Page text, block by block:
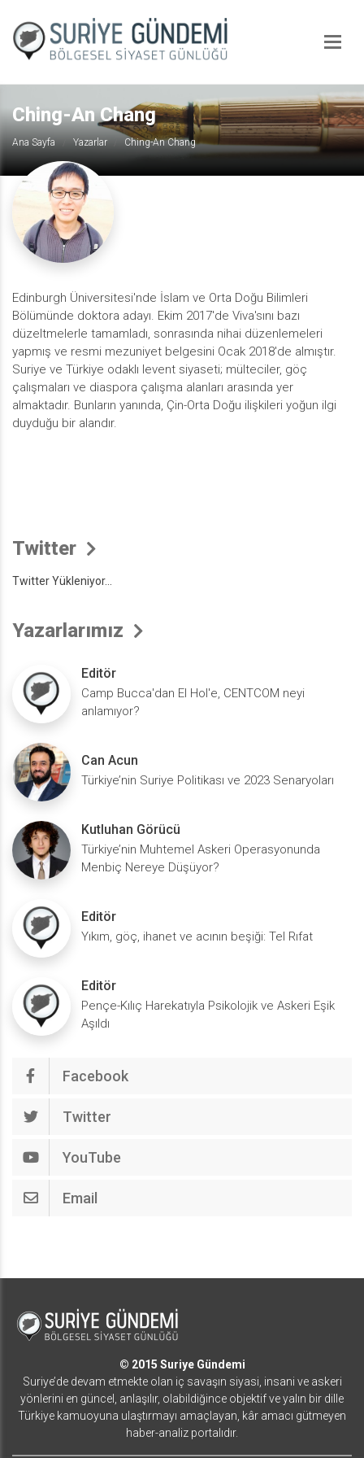
Ching-An Chang
Ana Sayfa Yazarlar Ching-An Chang
Edinburgh Üniversitesi'nde İslam ve Orta Doğu Bilimleri
Bölümünde doktora adayı. Ekim 2017'de Viva'sını bazı
düzeltmelerle tamamladı, sonrasında nihai düzenlemeleri
yapmış ve resmi mezuniyet belgesini Ocak 2018'de almıştır.
Suriye ve Türkiye odaklı levent siyaseti; mülteciler, göç
çalışmaları ve diaspora çalışma alanları arasında yer
almaktadır. Bunların yanında, Çin-Orta Doğu ilişkileri yoğun ilgi
duyduğu bir alandır.
Twitter
Twitter Yükleniyor...
Yazarlarımız
Editör
Camp Bucca'dan El Hol'e, CENTCOM neyi
anlamıyor?
Can Acun
Türkiye’nin Suriye Politikası ve 2023 Senaryoları
Kutluhan Görücü
Türkiye’nin Muhtemel Askeri Operasyonunda
Menbiç Nereye Düşüyor?
Editör
Yıkım, göç, ihanet ve acının beşiği: Tel Rıfat
Editör
Pençe-Kılıç Harekatıyla Psikolojik ve Askeri Eşik
Aşıldı
Facebook
Twitter
YouTube
Email
© 2015 Suriye Gündemi
Suriye’de devam etmekte olan iç savaşın siyasi, insani ve askeri
yönlerini en güncel, anlaşılır, olabildiğince objektif ve yalın bir dille
Türkiye kamuoyuna ulaştırmayı amaçlayan, kâr amacı gütmeyen
haber-analiz portalıdır.